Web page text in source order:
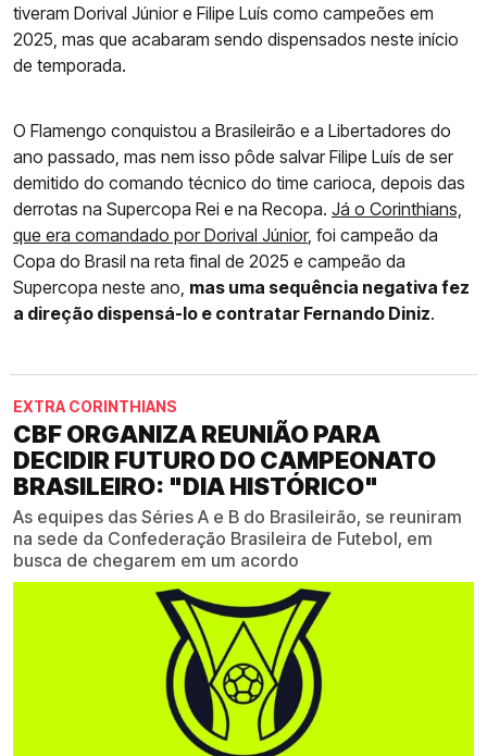
tiveram Dorival Júnior e Filipe Luís como campeões em
2025, mas que acabaram sendo dispensados neste início
de temporada.
O Flamengo conquistou a Brasileirão e a Libertadores do
ano passado, mas nem isso pôde salvar Filipe Luís de ser
demitido do comando técnico do time carioca, depois das
derrotas na Supercopa Rei e na Recopa. Já o Corinthians,
que era comandado por Dorival Júnior, foi campeão da
Copa do Brasil na reta final de 2025 e campeão da
Supercopa neste ano, mas uma sequência negativa fez
a direção dispensá-lo e contratar Fernando Diniz.
EXTRA CORINTHIANS
CBF ORGANIZA REUNIÃO PARA
DECIDIR FUTURO DO CAMPEONATO
BRASILEIRO: "DIA HISTÓRICO"
As equipes das Séries A e B do Brasileirão, se reuniram
na sede da Confederação Brasileira de Futebol, em
busca de chegarem em um acordo